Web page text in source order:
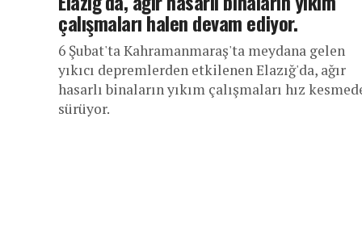
çalışmaları halen devam ediyor.
6 Şubat'ta Kahramanmaraş'ta meydana gelen
yıkıcı depremlerden etkilenen Elazığ'da, ağır
hasarlı binaların yıkım çalışmaları hız
sürüyor.